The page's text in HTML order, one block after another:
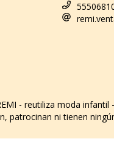
- reutiliza moda
patrocinan ni tienen